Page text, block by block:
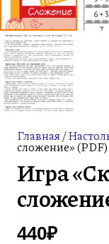
Главная/
сложение» (PDF)
Игра
440₽